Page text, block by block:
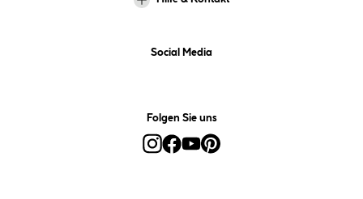
Social Media
Folgen Sie uns